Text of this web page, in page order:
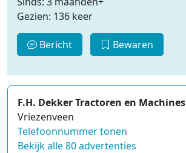
Gezien: 136 keer
Bericht Bewaren
F.H. Dekker Tractoren en Machines
Vriezenveen
Telefoonnummer tonen
Bekijk alle 80 advertenties